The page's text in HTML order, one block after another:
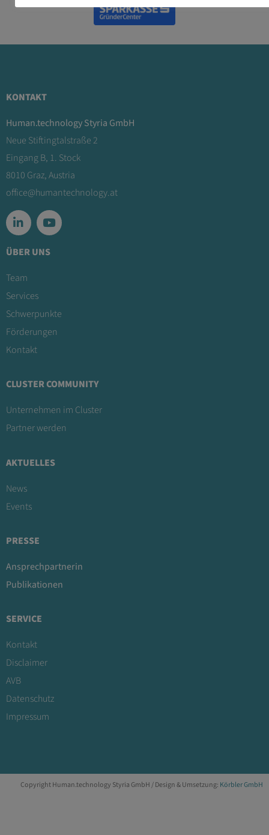
KONTAKT
Human.technology Styria GmbH
Neue Stiftingtalstraße 2
Eingang B, 1. Stock
8010 Graz, Austria
office@humantechnology.at
ÜBER UNS
Team
Services
Schwerpunkte
Förderungen
Kontakt
CLUSTER COMMUNITY
Unternehmen im Cluster
Partner werden
AKTUELLES
News
Events
PRESSE
Ansprechpartnerin
Publikationen
SERVICE
Kontakt
Disclaimer
AVB
Datenschutz
Impressum
Copyright Human.technology Styria GmbH / Design & Umsetzung: Körbler GmbH